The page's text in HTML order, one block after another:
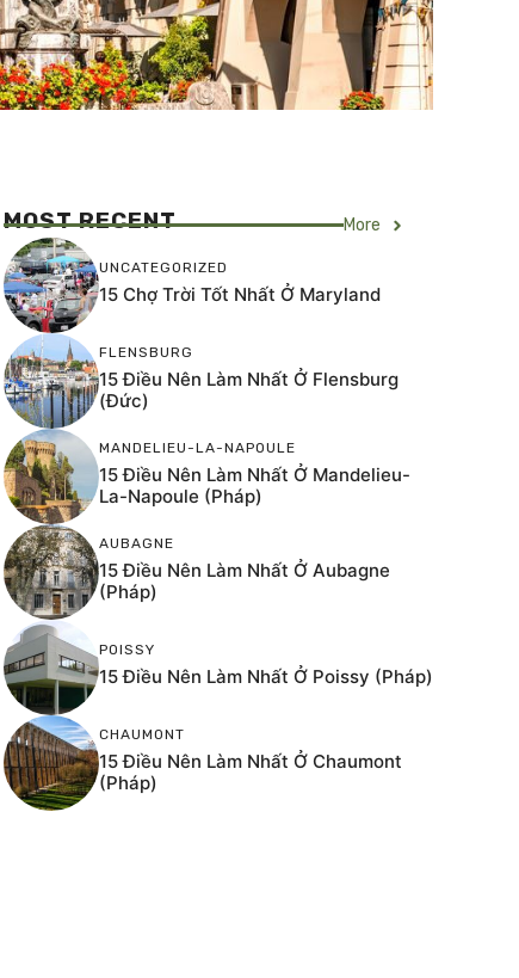
MOST RECENT More
UNCATEGORIZED
15 Chợ Trời Tốt Nhất Ở Maryland
FLENSBURG
15 Điều Nên Làm Nhất Ở Flensburg
(Đức)
MANDELIEU-LA-NAPOULE
15 Điều Nên Làm Nhất Ở Mandelieu-
La-Napoule (Pháp)
AUBAGNE
15 Điều Nên Làm Nhất Ở Aubagne
(Pháp)
POISSY
15 Điều Nên Làm Nhất Ở Poissy (Pháp)
CHAUMONT
15 Điều Nên Làm Nhất Ở Chaumont
(Pháp)